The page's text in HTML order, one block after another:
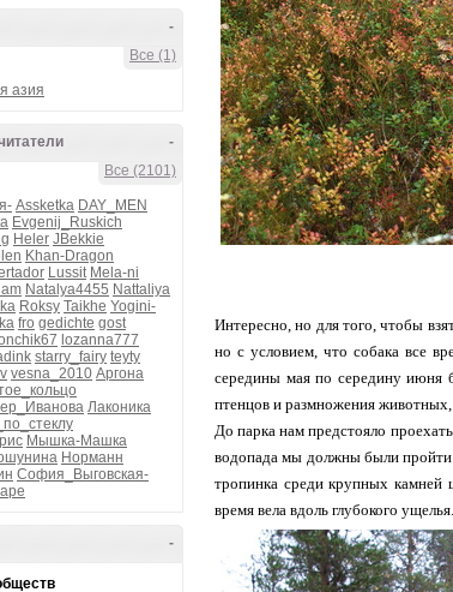
-
Все (1)
азия
-
Все (2101)
Assketka DAY_MEN
Evgenij_Ruskich
Heler JBekkie
Khan-Dragon
Lussit Mela-ni
Natalya4455 Nattaliya
Roksy Taikhe Yogini-
fro gedichte gost
lozanna777
starry_fairy teyty
vesna_2010 Аргона
Лаконика
Мышка-Машка
Норманн
София_Выговская-
-
Интересно, но для того, чтобы
но с условием, что собака все
середины мая по середину июня
птенцов и размножения животных,
До парка нам предстояло
водопада мы должны были пройти
тропинка среди крупных камней
время вела вдоль глубокого ущелья.